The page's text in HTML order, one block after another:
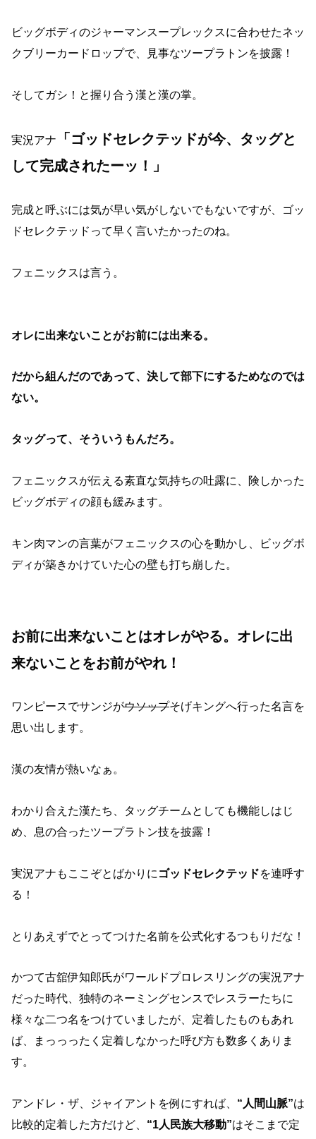
ビッグボディのジャーマンスープレックスに合わせたネッ
クブリーカードロップで、見事なツープラトンを披露！
そしてガシ！と握り合う漢と漢の掌。
実況アナ
「ゴッドセレクテッドが今、タッグと
して完成されたーッ！」
完成と呼ぶには気が早い気がしないでもないですが、ゴッ
ドセレクテッドって早く言いたかったのね。
フェニックスは言う。
オレに出来ないことがお前には出来る。
だから組んだのであって、決して部下にするためなのでは
ない。
タッグって、そういうもんだろ。
フェニックスが伝える素直な気持ちの吐露に、険しかった
ビッグボディの顔も緩みます。
キン肉マンの言葉がフェニックスの心を動かし、ビッグボ
ディが築きかけていた心の壁も打ち崩した。
お前に出来ないことはオレがやる。オレに出
来ないことをお前がやれ！
ワンピースでサンジがウソップそげキングへ行った名言を
思い出します。
漢の友情が熱いなぁ。
わかり合えた漢たち、タッグチームとしても機能しはじ
め、息の合ったツープラトン技を披露！
実況アナもここぞとばかりに ゴッドセレクテッドを連呼す
る！
とりあえずでとってつけた名前を公式化するつもりだな！
かつて古舘伊知郎氏がワールドプロレスリングの実況アナ
だった時代、独特のネーミングセンスでレスラーたちに
様々な二つ名をつけていましたが、定着したものもあれ
ば、まっっったく定着しなかった呼び方も数多くありま
す。
アンドレ・ザ、ジャイアントを例にすれば、 “人間山脈”は
比較的定着した方だけど、 “1人民族大移動”はそこまで定